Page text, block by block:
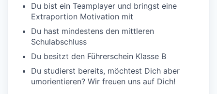
Du bist ein Teamplayer und bringst eine
Extraportion Motivation mit
Du hast mindestens den mittleren
Schulabschluss
Du besitzt den Führerschein Klasse B
Du studierst bereits, möchtest Dich aber
umorientieren? Wir freuen uns auf Dich!